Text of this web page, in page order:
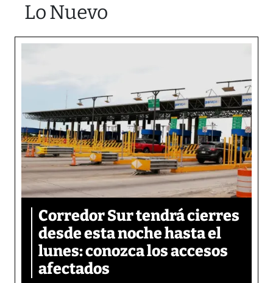
Lo Nuevo
Corredor Sur tendrá cierres
desde esta noche hasta el
lunes: conozca los accesos
afectados